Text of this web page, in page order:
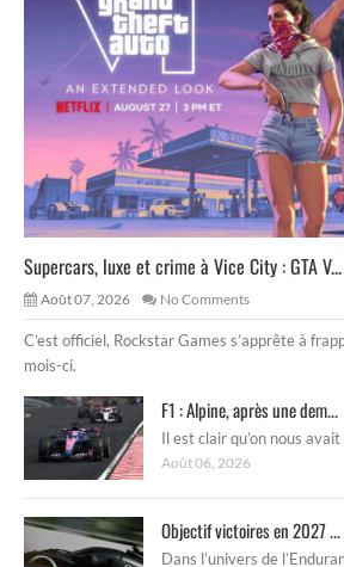
Supercars, luxe et crime à Vice City : GTA V...
Août 07, 2026 No Comments
C’est officiel, Rockstar Games s’apprête à
mois-ci.
F1 : Alpine, après une dem...
Il est clair qu’on nous
Août 06, 2026
Objectif victoires en 2027 ...
Dans l’univers de